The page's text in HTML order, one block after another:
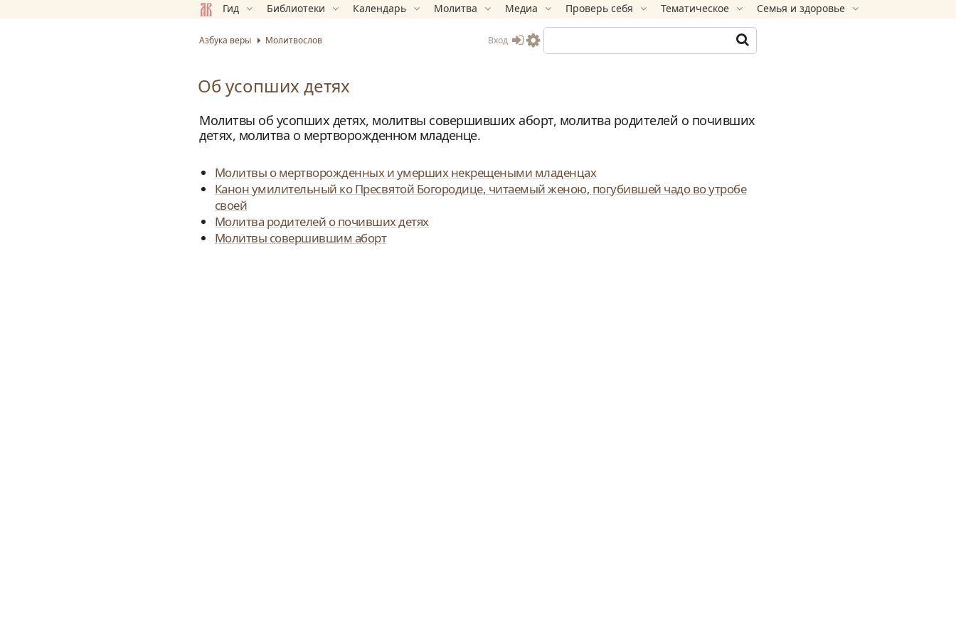
Гид Библиотеки Календарь Молитва Медиа Проверь себя Тематическое Семья и здоровье
Азбука веры Молитвослов Вход
Об усопших детях
Молитвы об усопших детях, молитвы совершивших аборт, молитва родителей о почивших
детях, молитва о мертворожденном младенце.
Молитвы о мертворожденных и умерших некрещеными младенцах
Канон умилительный ко Пресвятой Богородице, читаемый женою, погубившей чадо во утробе
своей
Молитва родителей о почивших детях
Молитвы совершившим аборт